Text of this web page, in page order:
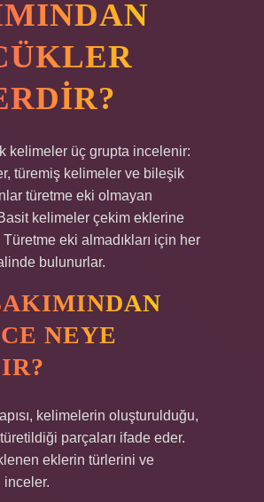
kelimeler üç grupta incelenir:
türemiş kelimeler ve bileşik
türetme eki olmayan
kelimeler çekim eklerine
eki almadıkları için her
bulunurlar.
NEYE
kelimelerin oluşturulduğu,
türetildiği parçaları ifade eder.
eklerin türlerini ve
inceler.